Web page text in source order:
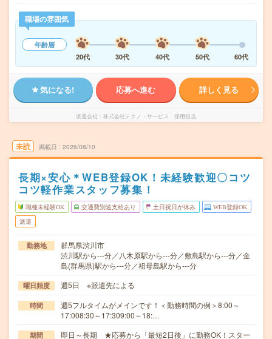
職場の雰囲気
年齢層
20代
30代 40代 50代 60代
気になる! 応募へ進む 詳しく見る
派遣会社 株式会社テクノ・サービス 採用担当
未読 掲載日 2026/08/10
長期×安心＊WEB登録OK！未経験歓迎〇コツ
コツ軽作業スタッフ募集！
職種未経験OK 交通費別途支給あり 土日祝日が休み WEB登録OK
派遣
勤務地
群馬県渋川市
渋川駅から---分／八木原駅から---分／敷島駅から---分／金
島(群馬県)駅から---分／祖母島駅から---分
曜日頻度 週5日 ※派遣先による
時間
週5フルタイムがメインです！＜勤務時間の例＞8:00～
17:008:30～17:309:00～18:…
期間 即日～長期 ★応募から「最短2日後」に勤務OK！スター